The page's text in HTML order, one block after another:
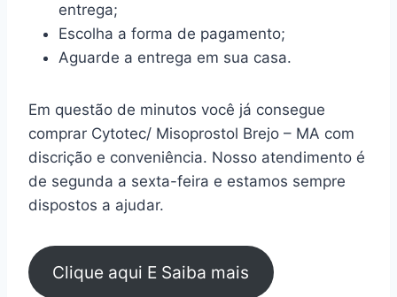
entrega;
Escolha a forma de pagamento;
Aguarde a entrega em sua casa.
Em questão de minutos você já consegue
comprar Cytotec/ Misoprostol Brejo – MA com
discrição e conveniência. Nosso atendimento é
de segunda a sexta-feira e estamos sempre
dispostos a ajudar.
Clique aqui E Saiba mais